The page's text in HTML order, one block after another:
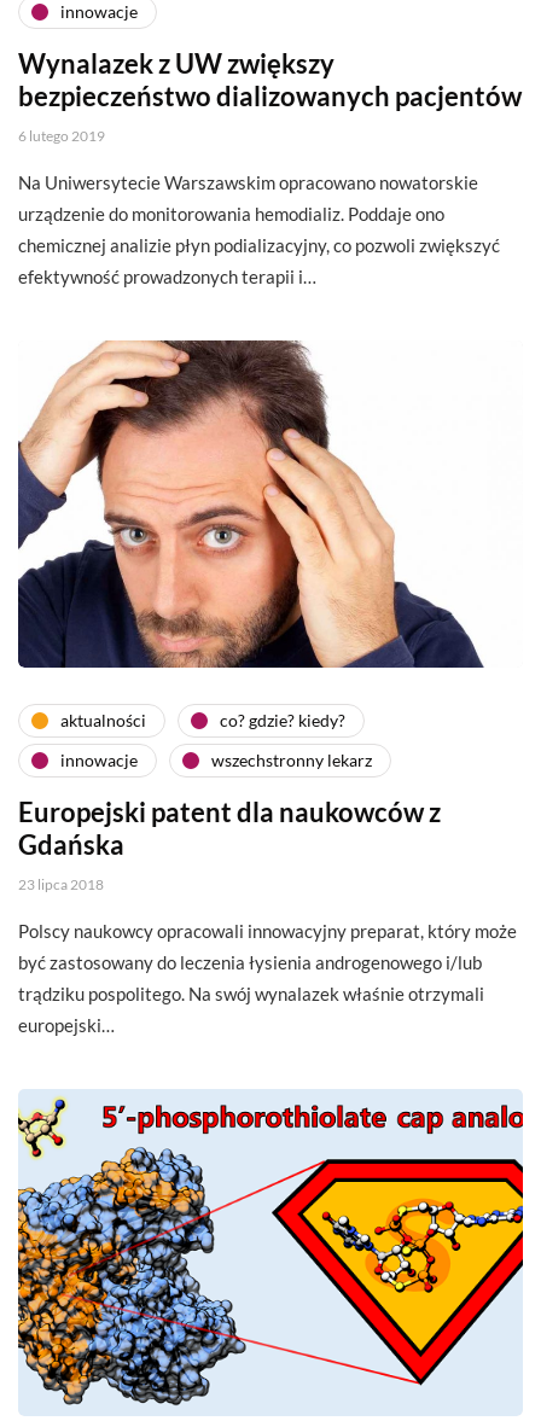
innowacje
Wynalazek z UW zwiększy
bezpieczeństwo dializowanych pacjentów
6 lutego 2019
Na Uniwersytecie Warszawskim opracowano nowatorskie
urządzenie do monitorowania hemodializ. Poddaje ono
chemicznej analizie płyn podializacyjny, co pozwoli zwiększyć
efektywność prowadzonych terapii i…
aktualności
co? gdzie? kiedy?
innowacje
wszechstronny lekarz
Europejski patent dla naukowców z
Gdańska
23 lipca 2018
Polscy naukowcy opracowali innowacyjny preparat, który może
być zastosowany do leczenia łysienia androgenowego i/lub
trądziku pospolitego. Na swój wynalazek właśnie otrzymali
europejski…